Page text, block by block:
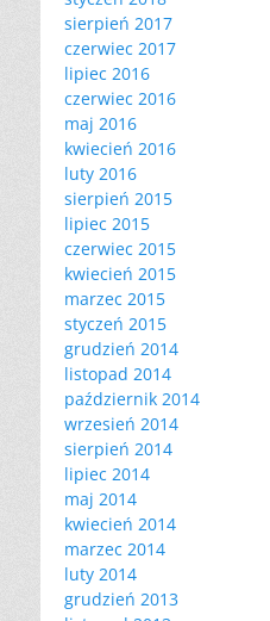
sierpień 2017
czerwiec 2017
lipiec 2016
czerwiec 2016
maj 2016
kwiecień 2016
luty 2016
sierpień 2015
lipiec 2015
czerwiec 2015
kwiecień 2015
marzec 2015
styczeń 2015
grudzień 2014
listopad 2014
październik 2014
wrzesień 2014
sierpień 2014
lipiec 2014
maj 2014
kwiecień 2014
marzec 2014
luty 2014
grudzień 2013